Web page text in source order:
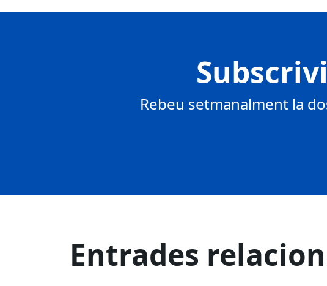
Rebeu setmanalment la
Entrades